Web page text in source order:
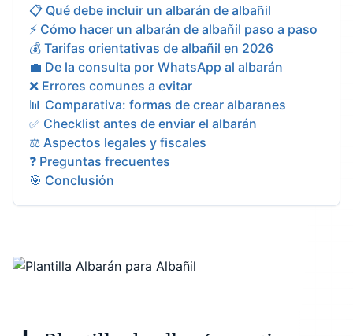
📋 Qué debe incluir un albarán de albañil
⚡ Cómo hacer un albarán de albañil paso a paso
💰 Tarifas orientativas de albañil en 2026
💼 De la consulta por WhatsApp al albarán
❌ Errores comunes a evitar
📊 Comparativa: formas de crear albaranes
✅ Checklist antes de enviar el albarán
⚖️ Aspectos legales y fiscales
❓ Preguntas frecuentes
🎯 Conclusión